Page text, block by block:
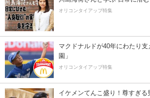
オリコンタイアップ特集
マクドナルドが40年にわたり
園」
オリコンタイアップ特集
イケメンてんこ盛り！尊すぎる